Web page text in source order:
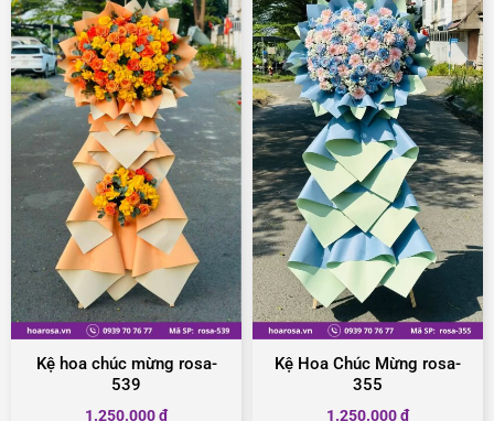
Kệ hoa chúc mừng rosa-
539
1.250.000₫
Kệ Hoa Chúc Mừng rosa-
355
1.250.000₫